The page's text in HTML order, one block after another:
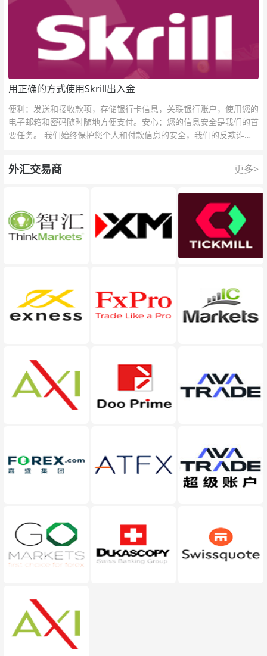
用正确的方式使用Skrill出入金
便利：发送和接收款项，存储银行卡信息，关联银行账户，使用您的
电子邮箱和密码随时随地方便支付。安心：您的信息安全是我们的首
要任务。 我们始终保护您个人和付款信息的安全，我们的反欺诈团
外汇交易商 更多>